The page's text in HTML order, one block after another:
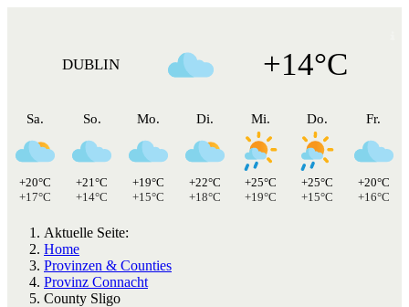
DUBLIN +14°C
Sa.
+20°C
+17°C
So.
+21°C
+14°C
Mo.
+19°C
+15°C
Di.
+22°C
+18°C
Mi.
+25°C
+19°C
Do.
+25°C
+15°C
Fr.
+20°C
+16°C
Aktuelle Seite:
Home
Provinzen & Counties
Provinz Connacht
County Sligo